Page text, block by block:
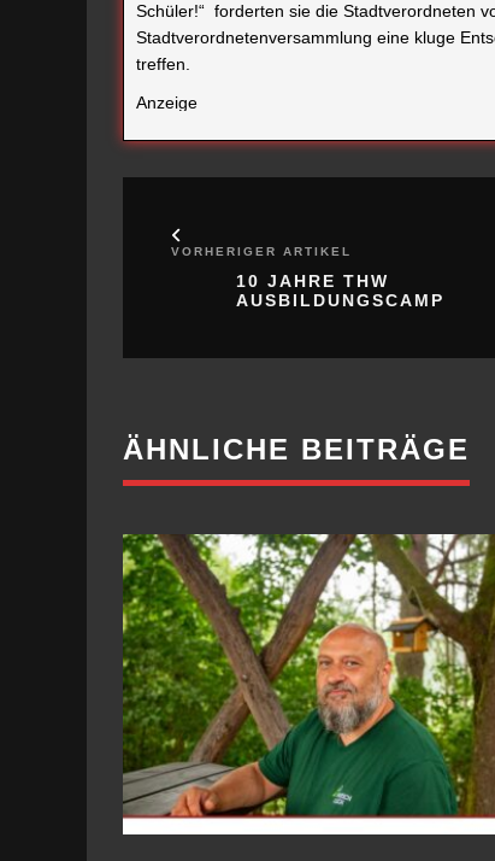
Schüler!“ forderten sie die Stadtverordneten
Stadtverordnetenversammlung eine kluge
treffen.
Anzeige
VORHERIGER ARTIKEL
10 JAHRE THW
AUSBILDUNGSCAMP
ÄHNLICHE BEITRÄGE